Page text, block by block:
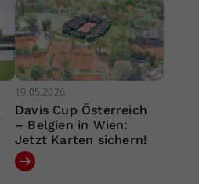
19.05.2026
Davis Cup Österreich
– Belgien in Wien:
Jetzt Karten sichern!